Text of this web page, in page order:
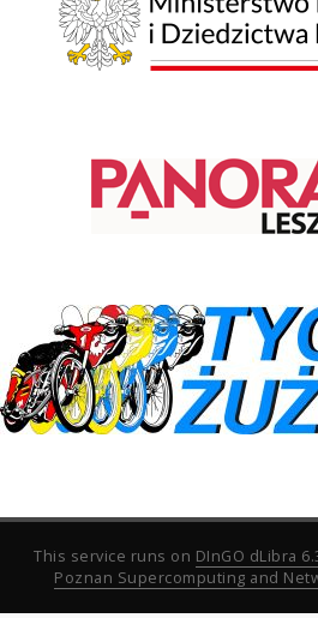
This service runs on DInGO dLibra
Poznan Supercomputing and